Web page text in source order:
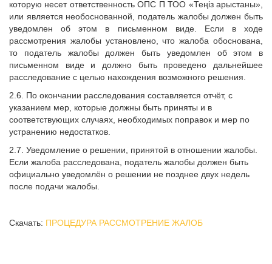
которую несет ответственность ОПС П ТОО «Теңіз арыстаны»,
или является необоснованной, податель жалобы должен быть
уведомлен об этом в письменном виде. Если в ходе
рассмотрения жалобы установлено, что жалоба обоснована,
то податель жалобы должен быть уведомлен об этом в
письменном виде и должно быть проведено дальнейшее
расследование с целью нахождения возможного решения.
2.6. По окончании расследования составляется отчёт, с
указанием мер, которые должны быть приняты и в
соответствующих случаях, необходимых поправок и мер по
устранению недостатков.
2.7. Уведомление о решении, принятой в отношении жалобы.
Если жалоба расследована, податель жалобы должен быть
официально уведомлён о решении не позднее двух недель
после подачи жалобы.
Скачать: ПРОЦЕДУРА РАССМОТРЕНИЕ ЖАЛОБ